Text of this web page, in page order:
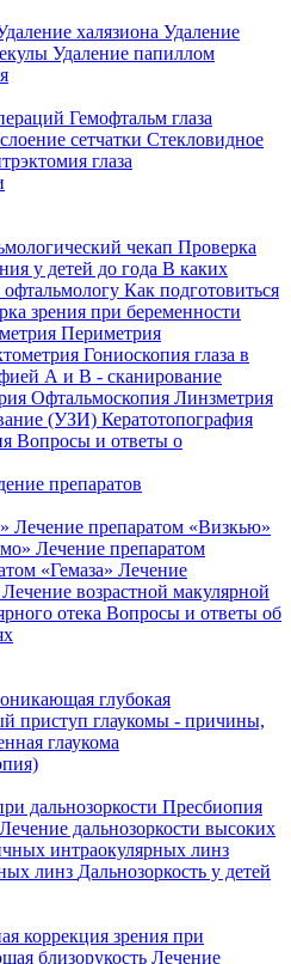
халязиона Удаление
Удаление папиллом
Гемофтальм глаза
сетчатки Стекловидное
глаза
чекап Проверка
у детей до года В каких
Как подготовиться
зрения при беременности
Периметрия
Гониоскопия глаза в
А и В - сканирование
Офтальмоскопия Линзметрия
(УЗИ) Кератотопография
Вопросы и ответы о
препаратов
Лечение препаратом «Визкью»
Лечение препаратом
«Гемаза» Лечение
Лечение возрастной макулярной
отека Вопросы и ответы об
глубокая
приступ глаукомы - причины,
глаукома
дальнозоркости Пресбиопия
Лечение дальнозоркости высоких
интраокулярных линз
линз Дальнозоркость у детей
коррекция зрения при
близорукость Лечение